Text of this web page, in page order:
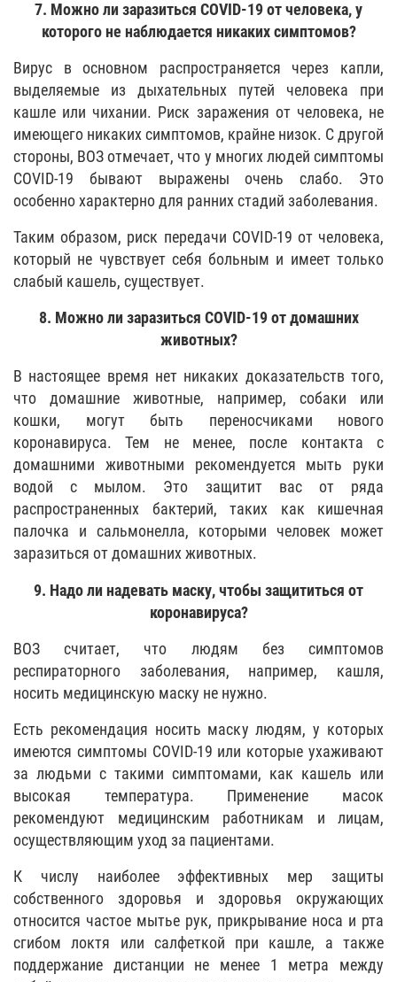
7. Можно ли заразиться COVID-19 от человека, у
которого не наблюдается никаких симптомов?
Вирус в основном распространяется через капли,
выделяемые из дыхательных путей человека при
кашле или чихании. Риск заражения от человека, не
имеющего никаких симптомов, крайне низок. С другой
стороны, ВОЗ отмечает, что у многих людей симптомы
COVID-19 бывают выражены очень слабо. Это
особенно характерно для ранних стадий заболевания.
Таким образом, риск передачи COVID-19 от человека,
который не чувствует себя больным и имеет только
слабый кашель, существует.
8. Можно ли заразиться COVID-19 от домашних
животных?
В настоящее время нет никаких доказательств того,
что домашние животные, например, собаки или
кошки, могут быть переносчиками нового
коронавируса. Тем не менее, после контакта с
домашними животными рекомендуется мыть руки
водой с мылом. Это защитит вас от ряда
распространенных бактерий, таких как кишечная
палочка и сальмонелла, которыми человек может
заразиться от домашних животных.
9. Надо ли надевать маску, чтобы защититься от
коронавируса?
ВОЗ считает, что людям без симптомов
респираторного заболевания, например, кашля,
носить медицинскую маску не нужно.
Есть рекомендация носить маску людям, у которых
имеются симптомы COVID-19 или которые ухаживают
за людьми с такими симптомами, как кашель или
высокая температура. Применение масок
рекомендуют медицинским работникам и лицам,
осуществляющим уход за пациентами.
К числу наиболее эффективных мер защиты
собственного здоровья и здоровья окружающих
относится частое мытье рук, прикрывание носа и рта
сгибом локтя или салфеткой при кашле, а также
поддержание дистанции не менее 1 метра между